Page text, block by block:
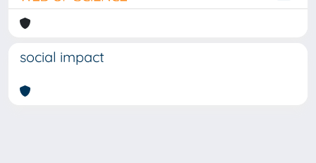
social impact